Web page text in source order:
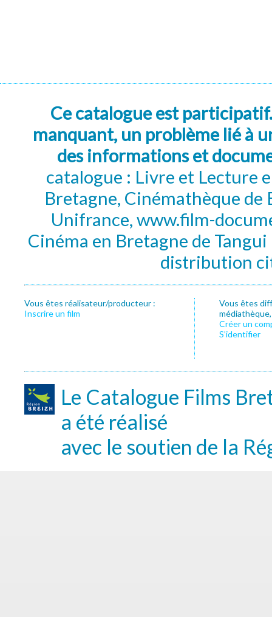
Ce catalogue est
manquant, un problème lié à
des informations et
catalogue : Livre et Lecture
Bretagne, Cinémathèque de
Unifrance, www.film-
Cinéma en Bretagne de
distribution
Vous êtes réalisateur/producteur :
Inscrire un film
Vous êtes
Créer un
S’identifier
Le Catalogue Films
a été réalisé
avec le soutien de la